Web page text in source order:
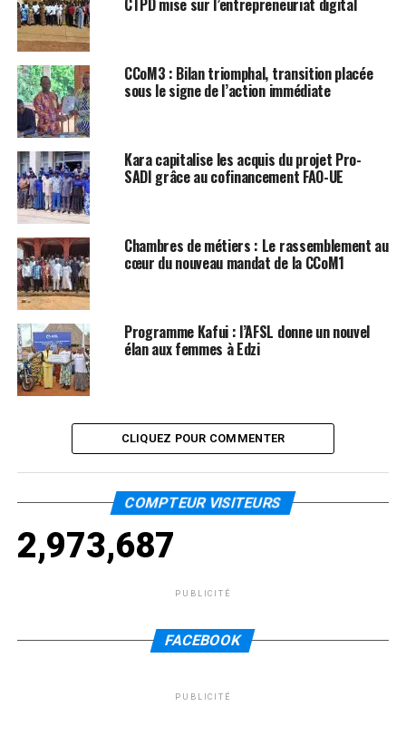
CCoM3 : Bilan triomphal, transition placée
sous le signe de l’action immédiate
Kara capitalise les acquis du projet Pro-
SADI grâce au cofinancement FAO-UE
Chambres de métiers : Le rassemblement au
cœur du nouveau mandat de la CCoM1
Programme Kafui : l’AFSL donne un nouvel
élan aux femmes à Edzi
CLIQUEZ POUR COMMENTER
COMPTEUR VISITEURS
2,973,687
PUBLICITÉ
FACEBOOK
PUBLICITÉ